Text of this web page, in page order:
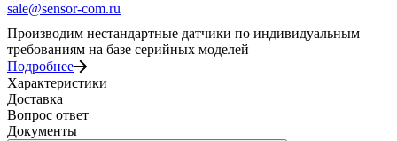
sale@sensor-com.ru
Производим нестандартные датчики по индивидуальным
требованиям на базе серийных моделей
Подробнее
Характеристики
Доставка
Вопрос ответ
Документы